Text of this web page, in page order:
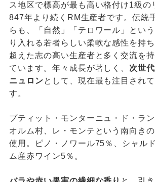
ス地区で標高が最も高い格付け1級の
847年より続くRM生産者です。伝統
らも、「自然」「テロワール」とい
り入れる若者らしい柔軟な感性を持
超えた志の高い生産者と多く交流を
ています。年々成長が著しく、 次世
ニュロンとして、現在最も注目され
す。
プティット・モンターニュ・ド・ラ
オルム村、レ・モンテという南向き
使用。ピノ・ノワール75％、シャル
ム産赤ワイン5％。